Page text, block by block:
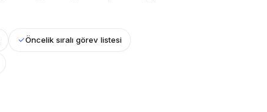
Öncelik sıralı görev listesi